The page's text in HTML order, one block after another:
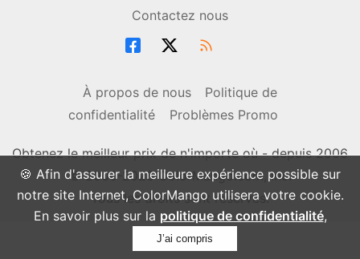
🍪 Afin d'assurer la meilleure expérience possible sur
notre site Internet, ColorMango utilisera votre cookie.
En savoir plus sur la politique de confidentialité,
J’ai compris
Contactez nous
À propos de nous
Politique de
confidentialité
Problèmes Promo
Obtenez le meilleur prix de n'importe où - depuis 2006
© 2006-2026 ColorMango.com, Inc.
Tous les droits sont réservés.